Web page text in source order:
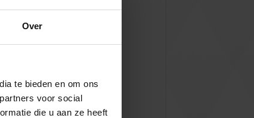
Over
te bieden en om ons
voor social
die u aan ze heeft